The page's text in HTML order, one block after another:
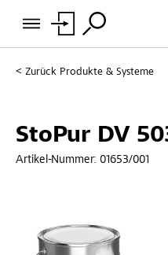
Zurück Produkte & Systeme
StoPur DV
Artikel-Nummer: 01653/001